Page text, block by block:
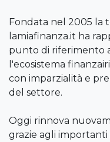
Fondata nel 2005 la
lamiafinanza.it ha
punto di riferimento
l'ecosistema
con imparzialità e
del settore.
Oggi rinnova
grazie agli